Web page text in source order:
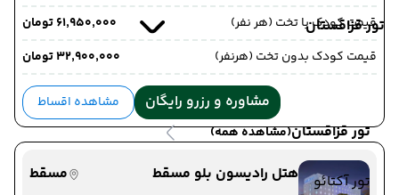
تور قزاقستان
تور قزاقستان(مشاهده همه)
تور آکتائو
قیمت کودک با تخت (هر نفر)
۶۱٬۹۵۰٬۰۰۰ تومان
قیمت کودک بدون تخت (هرنفر)
۳۲٬۹۰۰٬۰۰۰ تومان
مشاوره و رزرو رایگان مشاهده اقساط
هتل رادیسون بلو مسقط
مسقط